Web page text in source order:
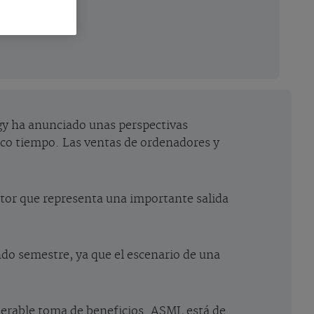
ha anunciado unas perspectivas
tiempo. Las ventas de ordenadores y
que representa una importante salida
semestre, ya que el escenario de una
toma de beneficios. ASML está de